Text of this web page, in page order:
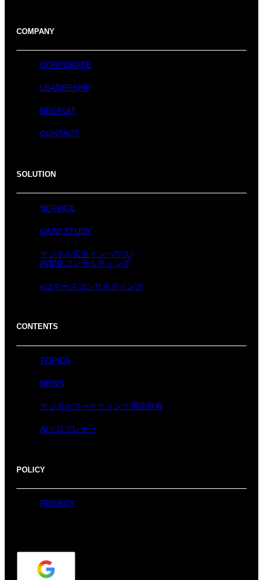
COMPANY
CORPORATE
LEADERSHIP
RECRUIT
CONTACT
SOLUTION
SERVICE
CASE STUDY
デジタル広告インハウス/
内製化コンサルティング
eコマースコンサルティング
CONTENTS
TOPICS
NEWS
デジタルマーケティング用語辞典
AIソロプレナー
POLICY
PRIVACY